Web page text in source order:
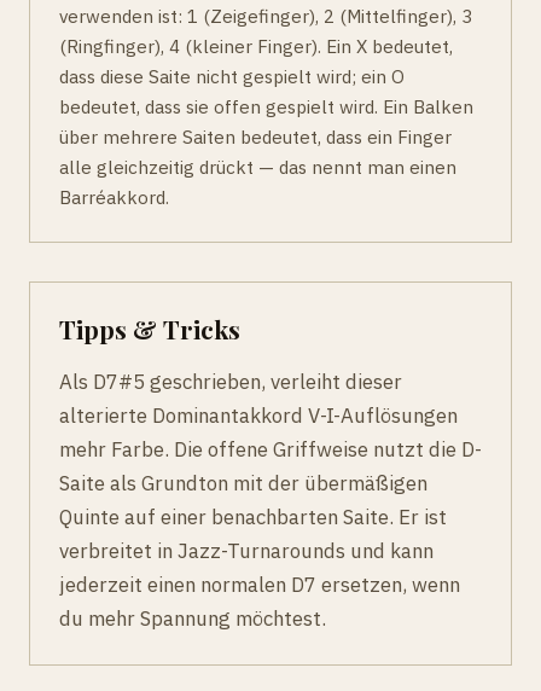
verwenden ist: 1 (Zeigefinger), 2 (Mittelfinger), 3
(Ringfinger), 4 (kleiner Finger). Ein X bedeutet,
dass diese Saite nicht gespielt wird; ein O
bedeutet, dass sie offen gespielt wird. Ein Balken
über mehrere Saiten bedeutet, dass ein Finger
alle gleichzeitig drückt — das nennt man einen
Barréakkord.
Tipps & Tricks
Als D7#5 geschrieben, verleiht dieser
alterierte Dominantakkord V-I-Auflösungen
mehr Farbe. Die offene Griffweise nutzt die D-
Saite als Grundton mit der übermäßigen
Quinte auf einer benachbarten Saite. Er ist
verbreitet in Jazz-Turnarounds und kann
jederzeit einen normalen D7 ersetzen, wenn
du mehr Spannung möchtest.